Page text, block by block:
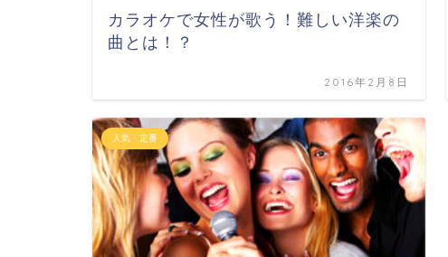
カラオケで女性が歌う！難しい洋楽の
曲とは！？
2016年2月8日
人気・定番